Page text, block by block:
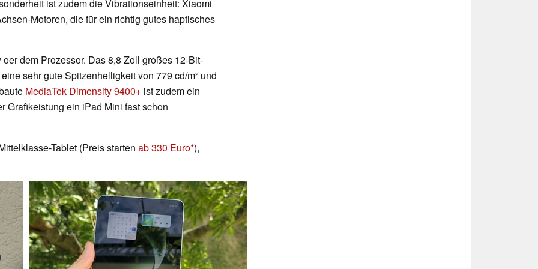
ist zudem die Vibrationseinheit: Xiaomi
Motoren, die für ein richtig gutes haptisches
dem Prozessor. Das 8,8 Zoll großes 12-Bit-
sehr gute Spitzenhelligkeit von 779 cd/m² und
MediaTek Dimensity 9400+ ist zudem ein
Grafikeistung ein iPad Mini fast schon
Tablet (Preis starten ab 330 Euro ),